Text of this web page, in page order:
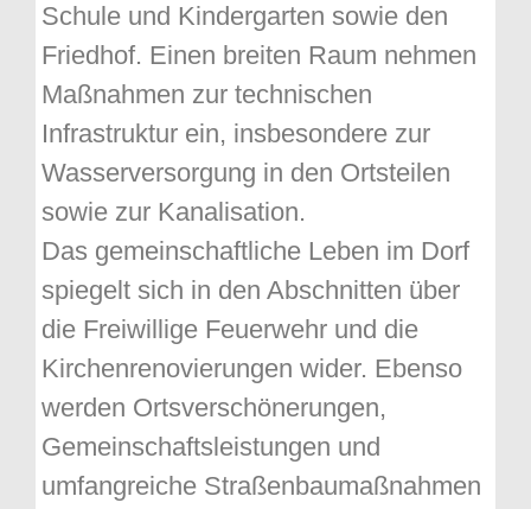
Schule und Kindergarten sowie den
Friedhof. Einen breiten Raum nehmen
Maßnahmen zur technischen
Infrastruktur ein, insbesondere zur
Wasserversorgung in den Ortsteilen
sowie zur Kanalisation.
Das gemeinschaftliche Leben im Dorf
spiegelt sich in den Abschnitten über
die Freiwillige Feuerwehr und die
Kirchenrenovierungen wider. Ebenso
werden Ortsverschönerungen,
Gemeinschaftsleistungen und
umfangreiche Straßenbaumaßnahmen